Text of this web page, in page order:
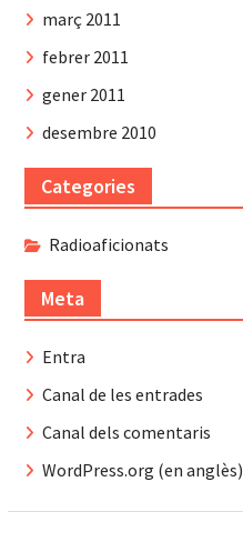
març 2011
febrer 2011
gener 2011
desembre 2010
Categories
Radioaficionats
Meta
Entra
Canal de les entrades
Canal dels comentaris
WordPress.org (en anglès)